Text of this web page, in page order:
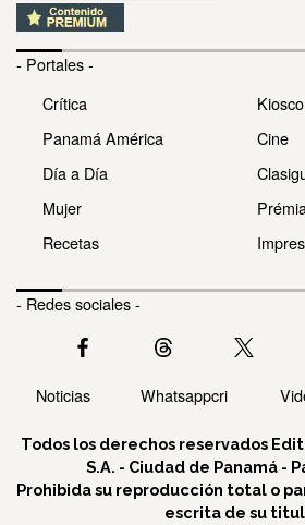
- Portales -
Crítica
Panamá América
Día a Día
Mujer
Recetas
Kiosco
Cine
- Redes sociales -
Noticias Whatsappcri
Todos los derechos reservados
S.A. - Ciudad de Panamá -
Prohibida su reproducción total o
escrita de su